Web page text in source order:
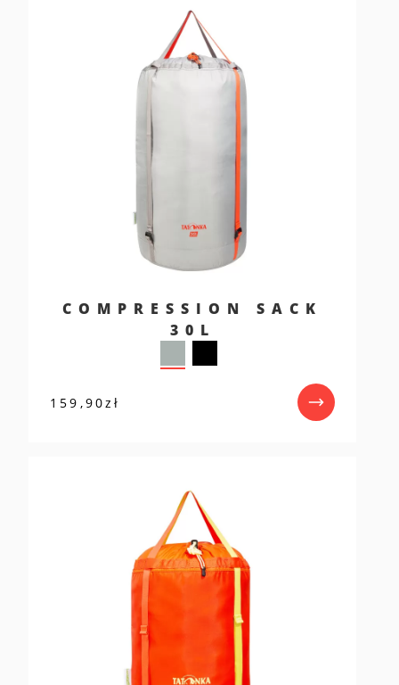
COMPRESSION SACK
30L
159,90zł